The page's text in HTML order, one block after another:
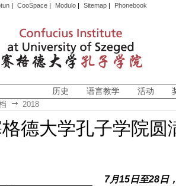
| CooSpace| Modulo| Sitemap| Phonebook
历史 语言教学 活动
2018
德大学孔子学院圆
7月15日至28日